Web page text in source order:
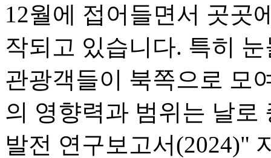
12월에 접어들면서 곳곳
작되고 있습니다. 특히
관광객들이 북쪽으로 모
의 영향력과 범위는 날로
발전 연구보고서(2024)"